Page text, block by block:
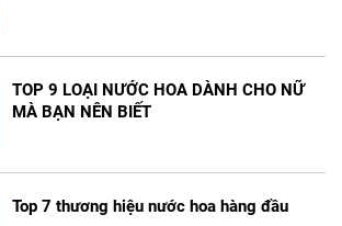
TOP 9 LOẠI NƯỚC HOA DÀNH CHO NỮ
MÀ BẠN NÊN BIẾT
Top 7 thương hiệu nước hoa hàng đầu